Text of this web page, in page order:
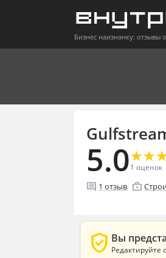
Бизнес наизнанку: отзывы
5.0★
★★
★
1 оценок
comment 1 отзыв enterprise
verified_user Вы
Редактируйте